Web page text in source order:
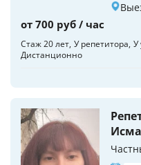
от 700 руб / час
Стаж 20 лет У репетитора У
Дистанционно